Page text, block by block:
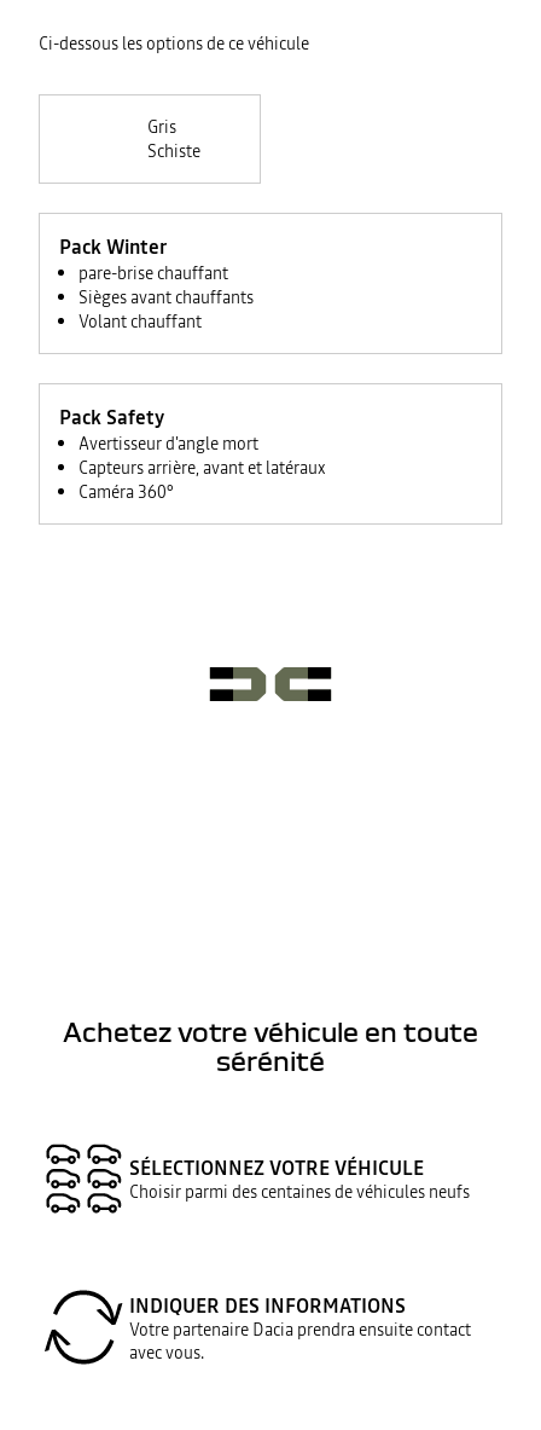
Ci-dessous les options de ce véhicule
Gris
Schiste
Pack Winter
pare-brise chauffant
Sièges avant chauffants
Volant chauffant
Pack Safety
Avertisseur d'angle mort
Capteurs arrière, avant et latéraux
Caméra 360°
Achetez votre véhicule en toute
sérénité
SÉLECTIONNEZ VOTRE VÉHICULE
Choisir parmi des centaines de véhicules neufs
INDIQUER DES INFORMATIONS
Votre partenaire Dacia prendra ensuite contact
avec vous.